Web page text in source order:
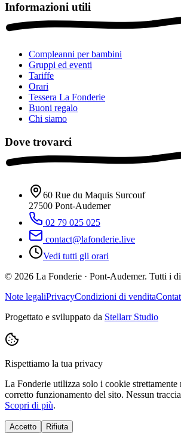
Informazioni utili
Compleanni per bambini
Gruppi ed eventi
Tariffe
Orari
Tessera La Fonderie
Buoni regalo
Chi siamo
Dove trovarci
60 Rue du Maquis Surcouf
27500 Pont-Audemer
02 79 025 025
contact@lafonderie.live
Vedi tutti gli orari
© 2026 La Fonderie · Pont-Audemer. Tutti i
Note legaliPrivacyCondizioni di vendita
Progettato e sviluppato da Stellarr Studio
Rispettiamo la tua privacy
La Fonderie utilizza solo i cookie strettamente
corretto funzionamento del sito. Nessun
Scopri di più.
Accetto Rifiuta